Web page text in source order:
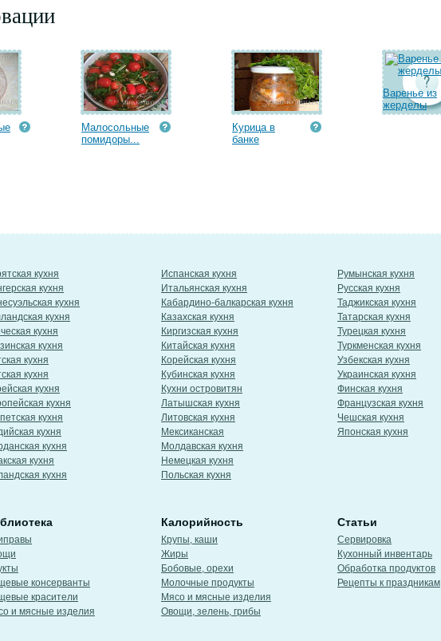
Малосольные
помидоры...
Курица в
банке
Варенье из
жерделы
кухня
кухня
кухня
кухня
кухня
кухня
кухня
кухня
кухня
кухня
кухня
кухня
кухня
кухня
кухня
Испанская кухня
Итальянская кухня
Кабардино-балкарская кухня
Казахская кухня
Киргизская кухня
Китайская кухня
Корейская кухня
Кубинская кухня
Кухни островитян
Латышская кухня
Литовская кухня
Мексиканская
Молдавская кухня
Немецкая кухня
Польская кухня
Румынская кухня
Русская кухня
Таджикская кухня
Татарская кухня
Турецкая кухня
Туркменская кухня
Узбекская кухня
Украинская кухня
Финская кухня
Французская кухня
Чешская кухня
Японская кухня
консерванты
красители
и мясные изделия
Калорийность
Крупы, каши
Жиры
Бобовые, орехи
Молочные продукты
Мясо и мясные изделия
Овощи, зелень, грибы
Статьи
Сервировка
Кухонный инвентарь
Обработка продуктов
Рецепты к праздникам